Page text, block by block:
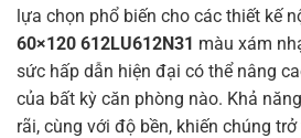
lựa chọn phổ biến cho các thiết kế
60×120 612LU612N31 màu xám
sức hấp dẫn hiện đại có thể nâng
của bất kỳ căn phòng nào. Khả
rãi, cùng với độ bền, khiến chúng